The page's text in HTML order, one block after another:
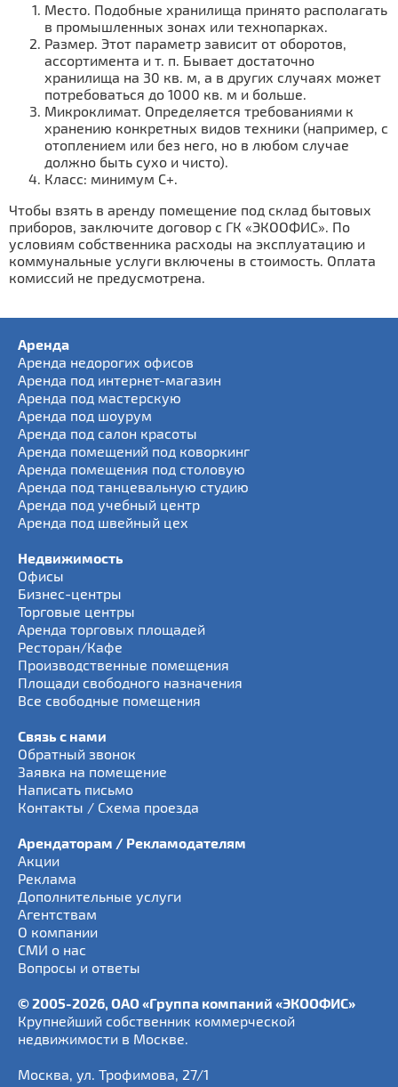
Место. Подобные хранилища принято располагать
в промышленных зонах или технопарках.
Размер. Этот параметр зависит от оборотов,
ассортимента и т. п. Бывает достаточно
хранилища на 30 кв. м, а в других случаях может
потребоваться до 1000 кв. м и больше.
Микроклимат. Определяется требованиями к
хранению конкретных видов техники (например, с
отоплением или без него, но в любом случае
должно быть сухо и чисто).
Класс: минимум C+.
Чтобы взять в аренду помещение под склад бытовых
приборов, заключите договор с ГК «ЭКООФИС». По
условиям собственника расходы на эксплуатацию и
коммунальные услуги включены в стоимость. Оплата
комиссий не предусмотрена.
Аренда
Аренда недорогих офисов
Аренда под интернет-магазин
Аренда под мастерскую
Аренда под шоурум
Аренда под салон красоты
Аренда помещений под коворкинг
Аренда помещения под столовую
Аренда под танцевальную студию
Аренда под учебный центр
Аренда под швейный цех
Недвижимость
Офисы
Бизнес-центры
Торговые центры
Аренда торговых площадей
Ресторан/Кафе
Производственные помещения
Площади свободного назначения
Все свободные помещения
Связь с нами
Обратный звонок
Заявка на помещение
Написать письмо
Контакты / Схема проезда
Арендаторам / Рекламодателям
Акции
Реклама
Дополнительные услуги
Агентствам
О компании
СМИ о нас
Вопросы и ответы
© 2005-2026, ОАО «Группа компаний «ЭКООФИС»
Крупнейший собственник коммерческой
недвижимости в Москве.
Москва, ул. Трофимова, 27/1